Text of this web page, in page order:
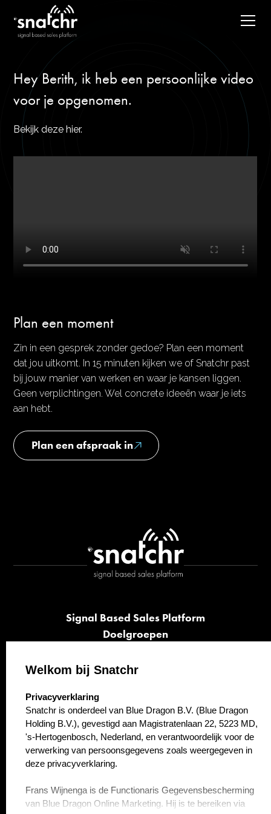
Hey Berith, ik heb een persoonlijke video
voor je opgenomen.
Bekijk deze hier.
Plan een moment
Zin in een gesprek zonder gedoe? Plan een moment
dat jou uitkomt. In 15 minuten kijken we of Snatchr past
bij jouw manier van werken en waar je kansen liggen.
Geen verplichtingen. Wel concrete ideeën waar je iets
aan hebt.
Plan een afspraak in
Signal Based Sales Platform
Doelgroepen
Opvolging
Over ons
Contact
Welkom bij Snatchr
select language
Privacyverklaring
Snatchr is onderdeel van Blue Dragon B.V. (Blue Dragon
Holding B.V.), gevestigd aan Magistratenlaan 22, 5223 MD,
's-Hertogenbosch, Nederland, en verantwoordelijk voor de
verwerking van persoonsgegevens zoals weergegeven in
deze privacyverklaring.
Frans Wijnenga is de Functionaris Gegevensbescherming
van Blue Dragon Online Marketing. Hij is te bereiken via